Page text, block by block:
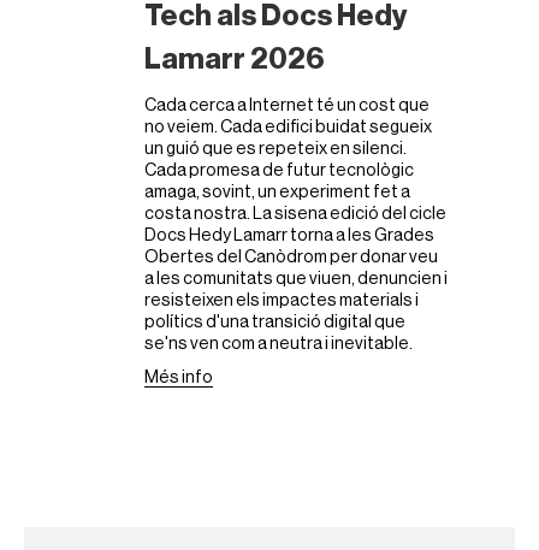
Tech als Docs Hedy
Lamarr 2026
Cada cerca a Internet té un cost que
no veiem. Cada edifici buidat segueix
un guió que es repeteix en silenci.
Cada promesa de futur tecnològic
amaga, sovint, un experiment fet a
costa nostra. La sisena edició del cicle
Docs Hedy Lamarr torna a les Grades
Obertes del Canòdrom per donar veu
a les comunitats que viuen, denuncien i
resisteixen els impactes materials i
polítics d'una transició digital que
se'ns ven com a neutra i inevitable.
Més info